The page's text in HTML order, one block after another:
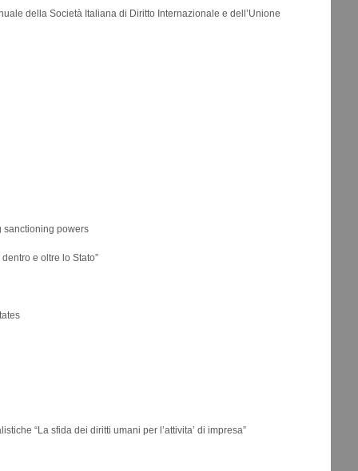
della Società Italiana di Diritto Internazionale e dell’Unione
sanctioning powers
e oltre lo Stato”
“La sfida dei diritti umani per l’attivita’ di impresa”